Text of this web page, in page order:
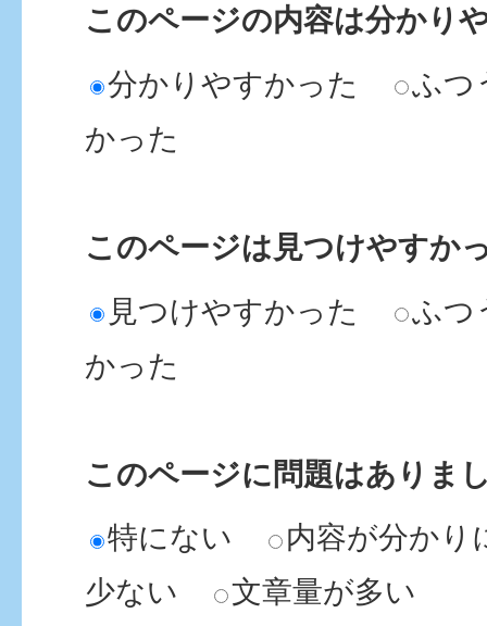
このページの内容は分かり
分かりやすかった
ふつ
かった
このページは見つけやすか
見つけやすかった
ふつ
かった
このページに問題はありま
特にない
内容が分かり
少ない
文章量が多い